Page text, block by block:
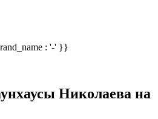
: '-' }}
Николаева на